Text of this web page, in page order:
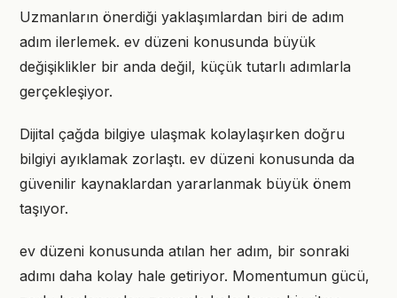
Uzmanların önerdiği yaklaşımlardan biri de adım
adım ilerlemek. ev düzeni konusunda büyük
değişiklikler bir anda değil, küçük tutarlı adımlarla
gerçekleşiyor.
Dijital çağda bilgiye ulaşmak kolaylaşırken doğru
bilgiyi ayıklamak zorlaştı. ev düzeni konusunda da
güvenilir kaynaklardan yararlanmak büyük önem
taşıyor.
ev düzeni konusunda atılan her adım, bir sonraki
adımı daha kolay hale getiriyor. Momentumun gücü,